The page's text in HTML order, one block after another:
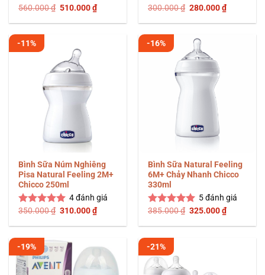
Được xếp
560.000₫ Giá
là:
510.000₫Giá
hiện
tại
Được xếp
300.000₫ Giá
là:
280.000₫Giá
hiện
tại
-11%
Bình Sữa Núm Nghiêng
Pisa Natural Feeling 2M+
Chicco 250ml
Được xếp
4đánh giá
350.000₫ Giá
là:
310.000₫Giá
hiện
tại
-16%
Bình Sữa Natural Feeling
6M+ Chảy Nhanh Chicco
330ml
Được xếp
5đánh giá
385.000₫ Giá
là:
325.000₫Giá
hiện
tại
-19% -21%